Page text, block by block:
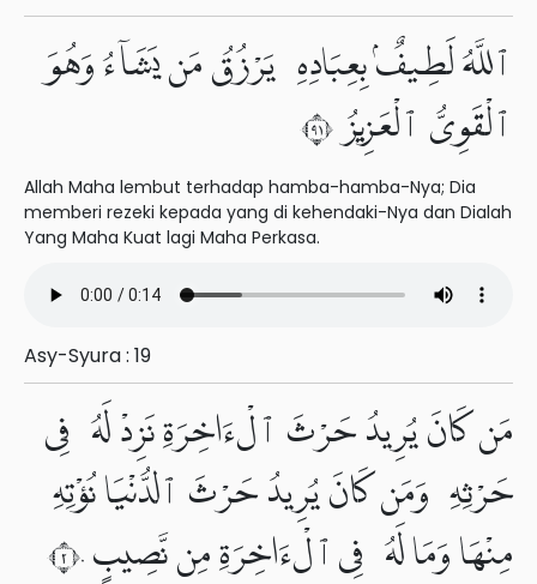
ٱللَّهُ لَطِيفٌۢ بِعِبَادِهِۦ يَرْزُقُ مَن يَشَآءُ وَهُوَ
ٱلْقَوِىُّ ٱلْعَزِيزُ ١٩
Allah Maha lembut terhadap hamba-hamba-Nya; Dia
memberi rezeki kepada yang di kehendaki-Nya dan Dialah
Yang Maha Kuat lagi Maha Perkasa.
Asy-Syura : 19
مَن كَانَ يُرِيدُ حَرْثَ ٱلْءَاخِرَةِ نَزِدْ لَهُۥ فِى
حَرْثِهِۦ وَمَن كَانَ يُرِيدُ حَرْثَ ٱلدُّنْيَا نُؤْتِهِۦ
مِنْهَا وَمَا لَهُۥ فِى ٱلْءَاخِرَةِ مِن نَّصِيبٍ ٢٠